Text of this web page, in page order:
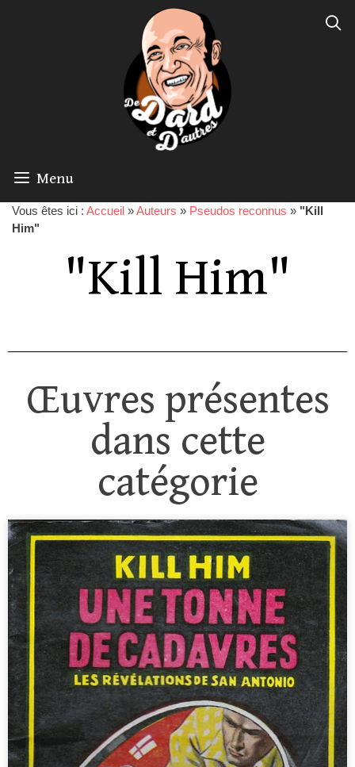
Menu
Vous êtes ici : Accueil »Auteurs » Pseudos reconnus » "Kill
Him"
"Kill Him"
Œuvres présentes
dans cette
catégorie